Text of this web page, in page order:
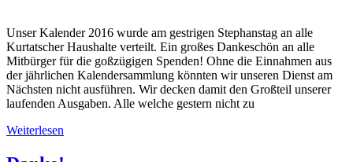
Unser Kalender 2016 wurde am gestrigen Stephanstag an alle
Kurtatscher Haushalte verteilt. Ein großes Dankeschön an alle
Mitbürger für die goßzügigen Spenden! Ohne die Einnahmen aus
der jährlichen Kalendersammlung könnten wir unseren Dienst am
Nächsten nicht ausführen. Wir decken damit den Großteil unserer
laufenden Ausgaben. Alle welche gestern nicht zu
Weiterlesen